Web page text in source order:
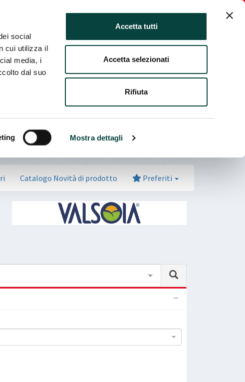
social
cui utilizza il
media, i
dal suo
Mostra dettagli
Accetta tutti
Accetta selezionati
Rifiuta
Italiano Login Espositore
Catalogo Novità di prodotto Preferiti